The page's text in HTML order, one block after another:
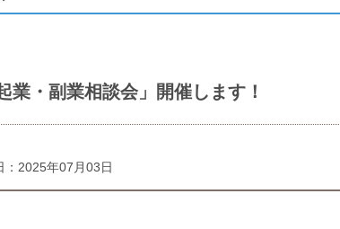
業・副業相談会」開催します！
：2025年07月03日